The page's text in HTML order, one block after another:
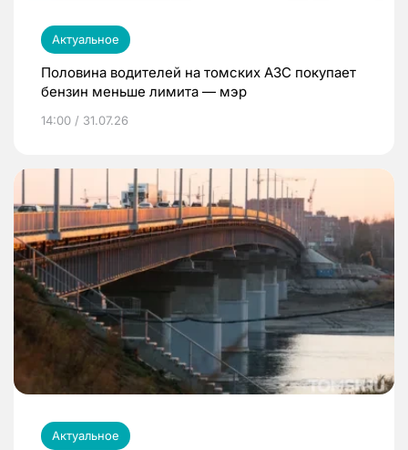
Актуальное
Половина водителей на томских АЗС покупает
бензин меньше лимита — мэр
14:00 / 31.07.26
Актуальное